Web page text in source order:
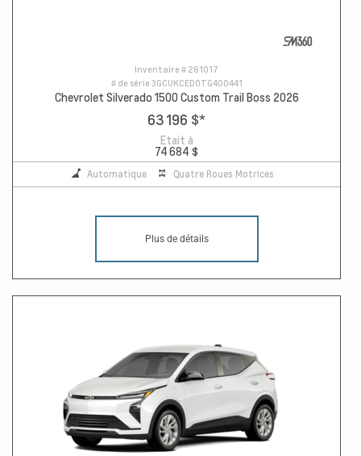
Inventaire # 261017
# de série3GCUKCED0TG400441
Chevrolet Silverado 1500 Custom Trail Boss 2026
63 196 $*
Etait à
74 684 $
Automatique Quatre Roues Motrices
Plus de détails